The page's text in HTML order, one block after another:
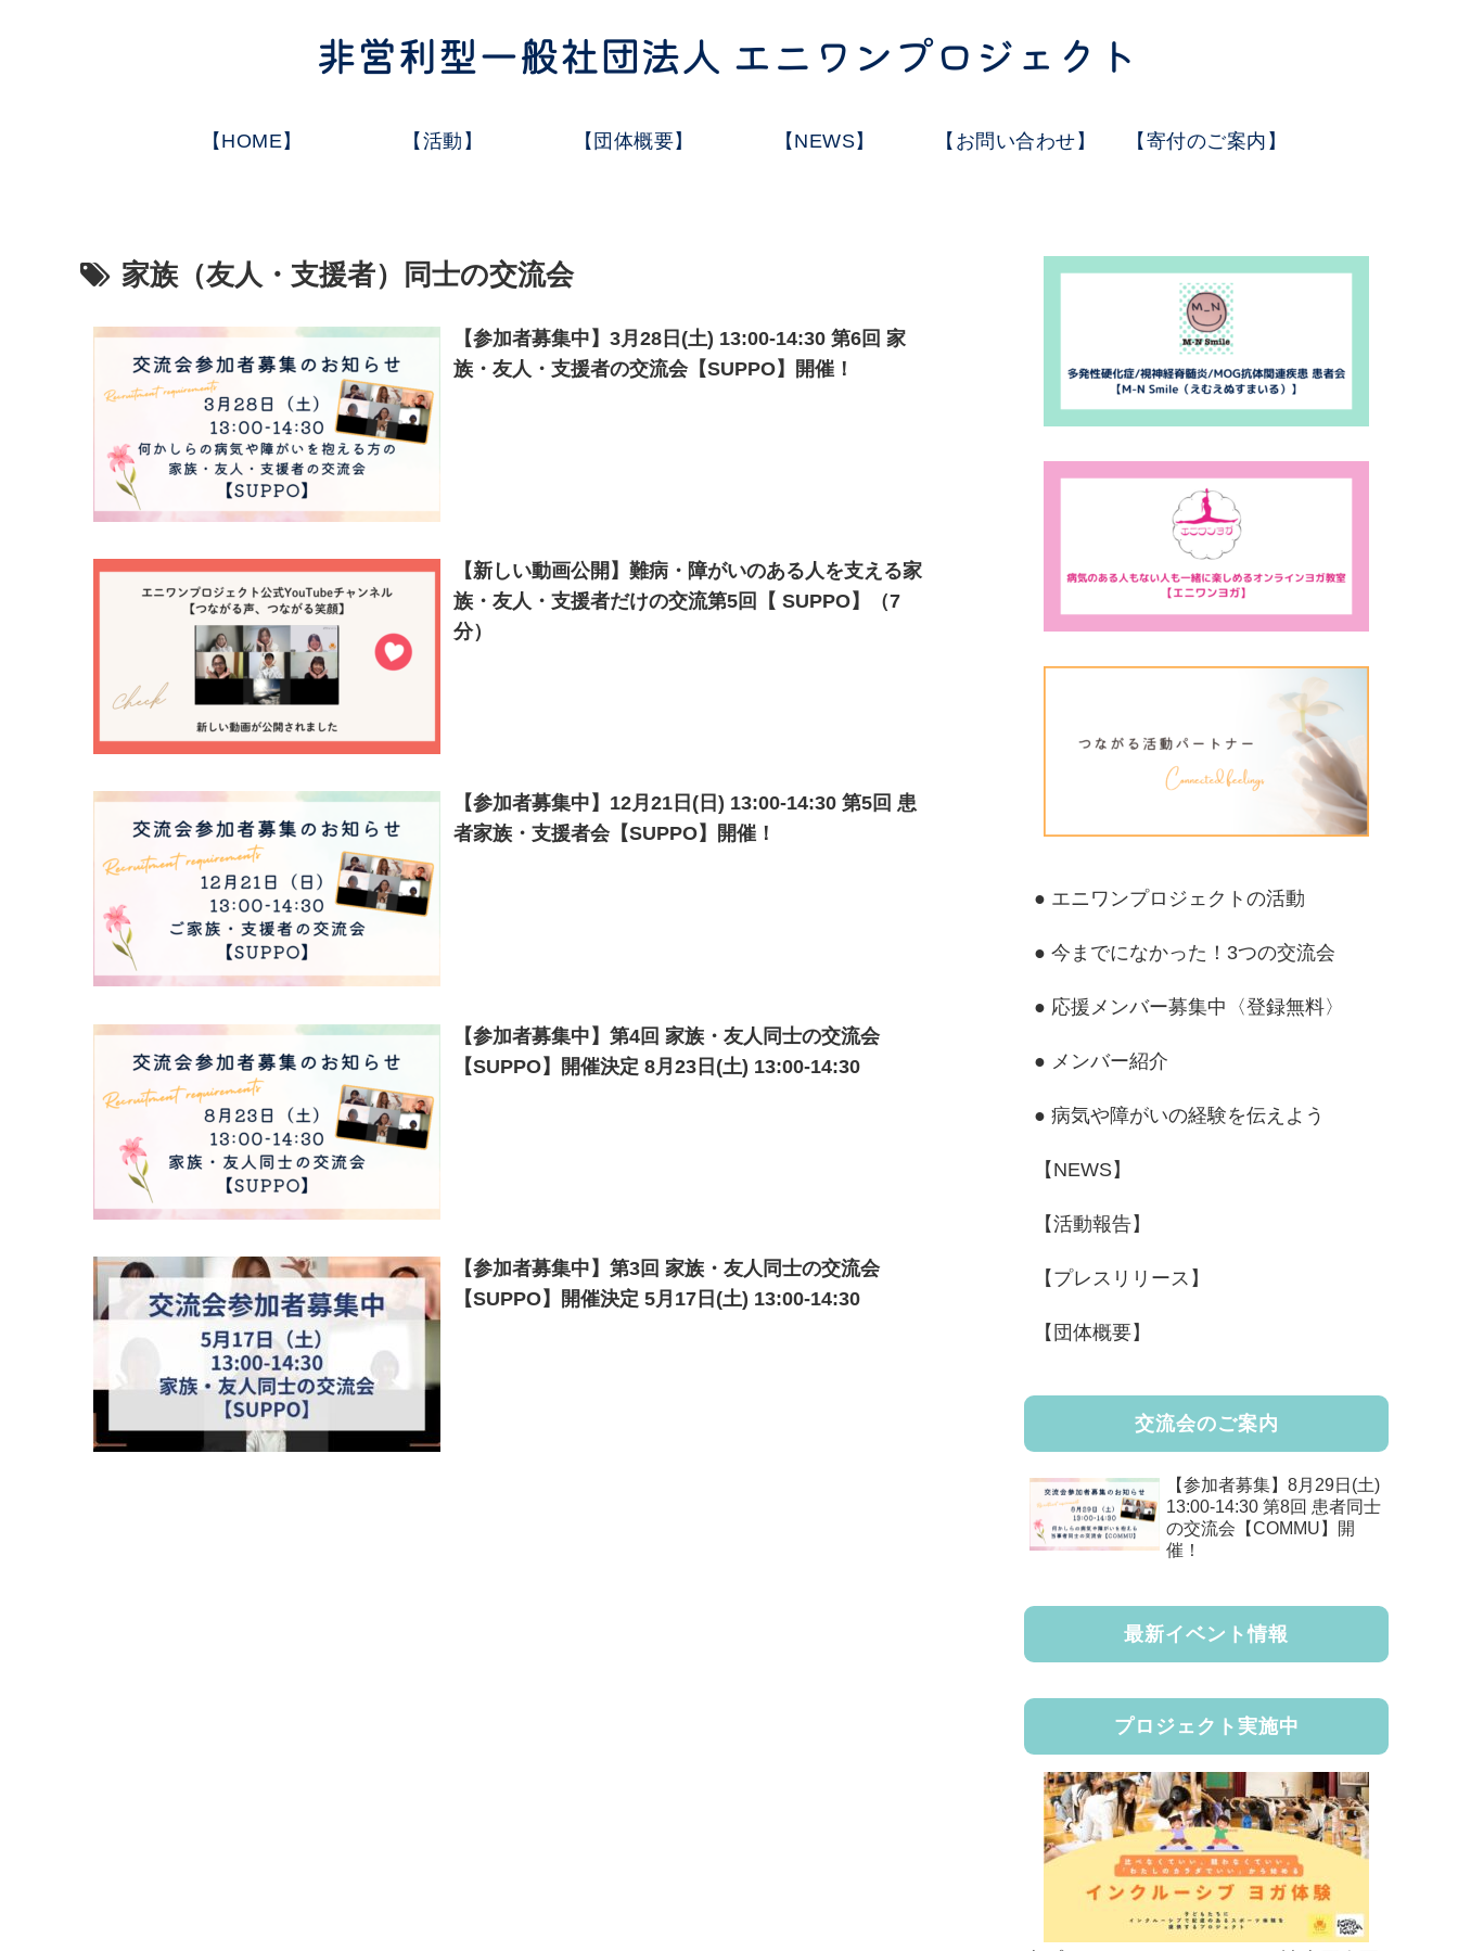
【HOME】 【活動】 【団体概要】 【NEWS】 【お問い合わせ】 【寄付のご案内】
家族（友人・支援者）同士の交流会
【参加者募集中】3月28日(土) 13:00-14:30 第6回 家
族・友人・支援者の交流会【SUPPO】開催！
【新しい動画公開】難病・障がいのある人を支える家
族・友人・支援者だけの交流第5回【 SUPPO】（7
分）
【参加者募集中】12月21日(日) 13:00-14:30 第5回 患
者家族・支援者会【SUPPO】開催！
【参加者募集中】第4回 家族・友人同士の交流会
【SUPPO】開催決定 8月23日(土) 13:00-14:30
【参加者募集中】第3回 家族・友人同士の交流会
【SUPPO】開催決定 5月17日(土) 13:00-14:30
● エニワンプロジェクトの活動
● 今までになかった！3つの交流会
● 応援メンバー募集中〈登録無料〉
● メンバー紹介
● 病気や障がいの経験を伝えよう
【NEWS】
【活動報告】
【プレスリリース】
【団体概要】
交流会のご案内
【参加者募集】8月29日(土)
13:00-14:30 第8回 患者同士
の交流会【COMMU】開
催！
最新イベント情報
プロジェクト実施中